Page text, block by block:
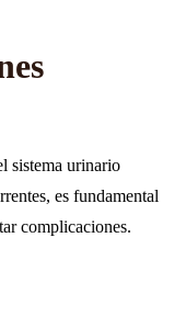
sistema urinario
es fundamental
complicaciones.